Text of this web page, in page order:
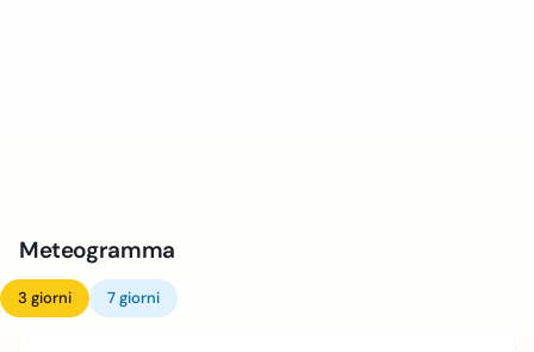
Meteogramma
3 giorni 7 giorni